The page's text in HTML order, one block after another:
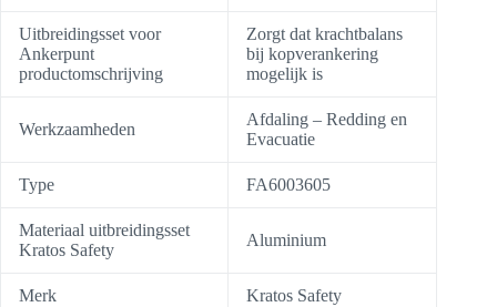
Uitbreidingsset voor
Ankerpunt
productomschrijving
Zorgt dat krachtbalans
bij kopverankering
mogelijk is
Werkzaamheden
Afdaling – Redding en
Evacuatie
Type FA6003605
Materiaal uitbreidingsset
Kratos Safety
Aluminium
Merk Kratos Safety